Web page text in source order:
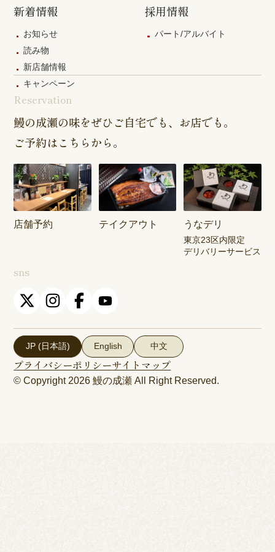
新着情報
お知らせ
読み物
新店舗情報
キャンペーン
採用情報
パート/アルバイト
Reservation
鰻の成瀬の味をぜひご自宅でも、お店でも。
ご予約はこちらから。
店舗予約 テイクアウト うなデリ
東京23区内限定
デリバリーサービス
sns
JP (日本語) English 中文
プライバシーポリシーサイトマップ
© Copyright 2026鰻の成瀬 All Right Reserved.